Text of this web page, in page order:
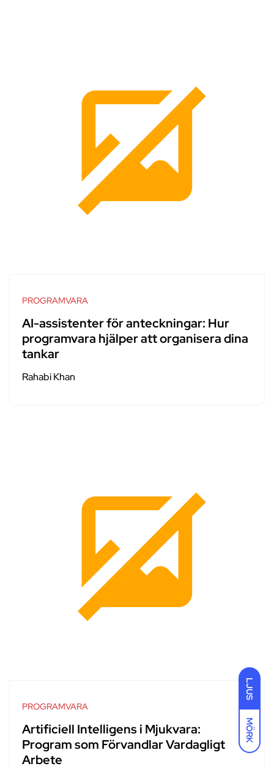
LJUS
MÖRK
PROGRAMVARA
AI-assistenter för anteckningar: Hur
programvara hjälper att organisera dina
tankar
Rahabi Khan
PROGRAMVARA
Artificiell Intelligens i Mjukvara:
Program som Förvandlar Vardagligt
Arbete